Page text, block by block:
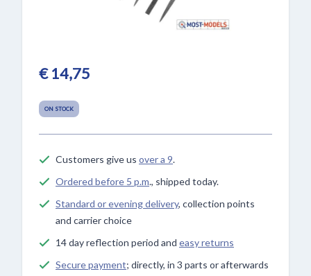
€ 14,75
ON STOCK
Customers give us over a 9.
Ordered before 5 p.m., shipped today.
Standard or evening delivery, collection points
and carrier choice
14 day reflection period and easy returns
Secure payment; directly, in 3 parts or afterwards